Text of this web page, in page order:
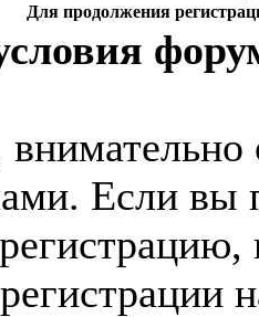
Для продолжения
Если вы